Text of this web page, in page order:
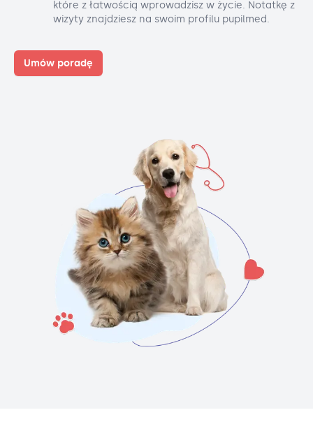
które z łatwością wprowadzisz w życie. Notatkę z
wizyty znajdziesz na swoim profilu pupilmed.
Umów poradę